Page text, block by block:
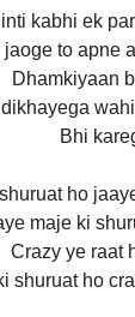
kabhi ek
jaoge to apne
Dhamkiyaan
Bhi
ho
maje ki
Crazy ye raat
shuruat ho